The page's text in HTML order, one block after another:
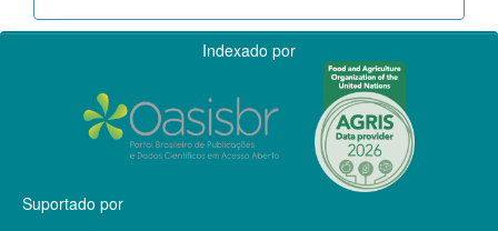
Indexado por
Suportado por